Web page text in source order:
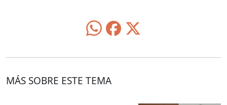
MÁS SOBRE ESTE TEMA